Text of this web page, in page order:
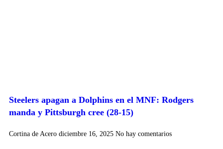
Steelers apagan a Dolphins en el MNF: Rodgers
manda y Pittsburgh cree (28-15)
Cortina de Acero diciembre 16, 2025 No hay comentarios